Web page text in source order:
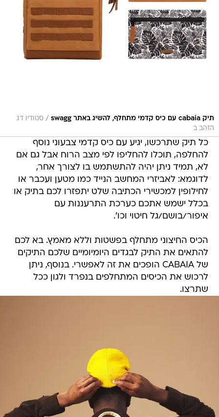
תיק cabaia עם כיס קדמי מתחלף, להשיג באתר swagg / סטודיו דג
הזהב ב
כל תיק שתרכשו, יגיע עם כיס קדמי צבעוני נוסף
להחלפה, תוכלו להחליפו לפי מצב הרוח אבל גם אם
לא, תמיד ניתן יהיה להתשתמש בו לצורך אחר,
לדוגמא: לאביזרי המחשב הנייד כמו מטען ועכבר או
לחילופין למכשירי הכתיבה שלט יתפזרו לכם בתיק או
בכלל ישמש אתכם כערכת התרעננות עם
איפור/בושם/גל חיטוי וכו'.
הכיס החיצוני מתחלף בפשטות וללא מאמץ. בא לכם
להתאים את התיק לבגדים היומיומיים שלכם התיקים
של CABAIA הופכים את זה לאפשרי. בנוסף, ניתן
לרכוש את הכיסים המתחלפים בנפרד ולגון ככל
שתרצו.